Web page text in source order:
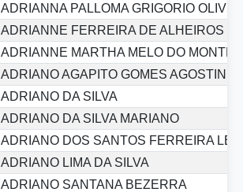
ADRIANNA PALLOMA GRIGORIO
ADRIANNE FERREIRA DE ALHEIROS
ADRIANNE MARTHA MELO DO MONTE
ADRIANO AGAPITO GOMES
ADRIANO DA SILVA
ADRIANO DA SILVA MARIANO
ADRIANO DOS SANTOS FERREIRA
ADRIANO LIMA DA SILVA
ADRIANO SANTANA BEZERRA